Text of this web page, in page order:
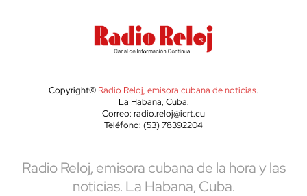
Copyright© Radio Reloj, emisora cubana de noticias.
La Habana, Cuba.
Correo: radio.reloj@icrt.cu
Teléfono: (53) 78392204
Radio Reloj, emisora cubana de la hora y las
noticias. La Habana, Cuba.